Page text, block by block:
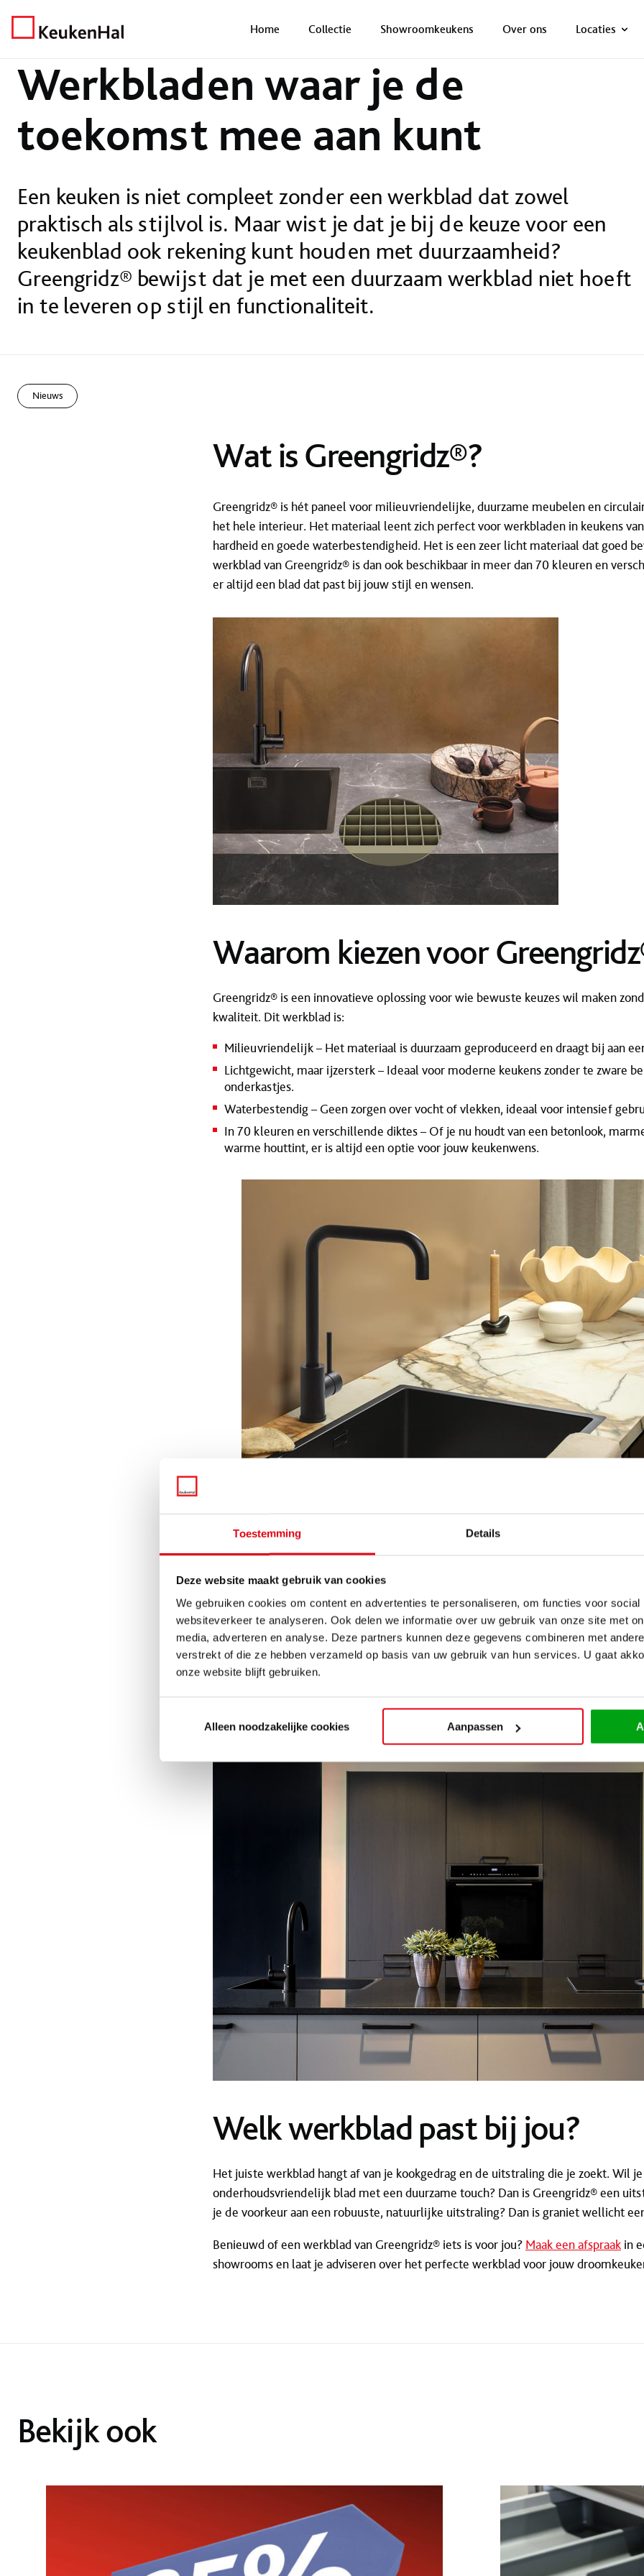
Toestemming Details
Deze website maakt gebruik van cookies
We gebruiken cookies om content en advertenties te personaliseren, om functies voor
websiteverkeer te analyseren. Ook delen we informatie over uw gebruik van onze site met
media, adverteren en analyse. Deze partners kunnen deze gegevens combineren met
verstrekt of die ze hebben verzameld op basis van uw gebruik van hun services. U gaat
onze website blijft gebruiken.
Alleen noodzakelijke cookies Aanpassen
Home Collectie Showroomkeukens Over ons Locaties
Home
Werkbladen waar je de
toekomst mee aan kunt
Een keuken is niet compleet zonder een werkblad dat zowel
praktisch als stijlvol is. Maar wist je dat je bij de keuze voor een
keukenblad ook rekening kunt houden met duurzaamheid?
Greengridz® bewijst dat je met een duurzaam werkblad niet hoeft
in te leveren op stijl en functionaliteit.
Nieuws
Wat is Greengridz®?
Greengridz® is hét paneel voor milieuvriendelijke, duurzame meubelen en
het hele interieur. Het materiaal leent zich perfect voor werkbladen in keukens
hardheid en goede waterbestendigheid. Het is een zeer licht materiaal dat goed
werkblad van Greengridz® is dan ook beschikbaar in meer dan 70 kleuren en
er altijd een blad dat past bij jouw stijl en wensen.
Waarom kiezen voor
Greengridz® is een innovatieve oplossing voor wie bewuste keuzes wil maken
kwaliteit. Dit werkblad is:
Milieuvriendelijk – Het materiaal is duurzaam geproduceerd en draagt bij aan
Lichtgewicht, maar ijzersterk – Ideaal voor moderne keukens zonder te zware
onderkastjes.
Waterbestendig – Geen zorgen over vocht of vlekken, ideaal voor intensief
In 70 kleuren en verschillende diktes – Of je nu houdt van een betonlook,
warme houttint, er is altijd een optie voor jouw keukenwens.
Anderen populaire werkbladen
Naast Greengridz® zijn er ook anderen materialen die je keuken kunnen
stijl en kookgewoonten, kun je kiezen voor:
Composiet – Behoorlijk sterk, krasbestendig en verkrijgbaar in luxe
Kunststof – Onderhoudsvriendelijk en verkrijgbaar in alle denkbare texturen
Marmer – Prachtige uitstraling met kenmerkende adering.
Keramiek – Behoorlijk hittebestendig en krasvast, ideaal voor intensief gebruik.
Graniet – Een natuurstenen klassieker die elke keuken een luxe uitstraling geeft.
Welk werkblad past bij jou?
Het juiste werkblad hangt af van je kookgedrag en de uitstraling die je zoekt. Wil
onderhoudsvriendelijk blad met een duurzame touch? Dan is Greengridz® een
je de voorkeur aan een robuuste, natuurlijke uitstraling? Dan is graniet wellicht
Benieuwd of een werkblad van Greengridz® iets is voor jou? Maak een afspraak in
showrooms en laat je adviseren over het perfecte werkblad voor jouw
Bekijk ook